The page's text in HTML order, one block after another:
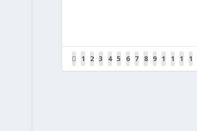
1 2 3 4 5 6 7 8 9 1
0
1
1
1
2
1
3